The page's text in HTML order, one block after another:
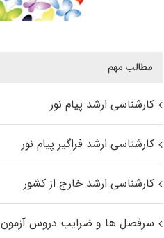
مطالب مهم
کارشناسی ارشد پیام نور
کارشناسی ارشد فراگیر پیام نور
کارشناسی ارشد خارج از کشور
سرفصل ها و ضرایب دروس آزمون